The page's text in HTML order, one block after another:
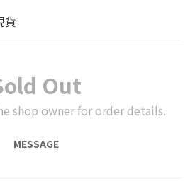
貨
Out
shop owner for order details.
MESSAGE